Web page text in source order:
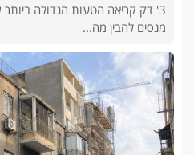
3' דק קריאה הטעות הגדולה
מנסים להבין מה...